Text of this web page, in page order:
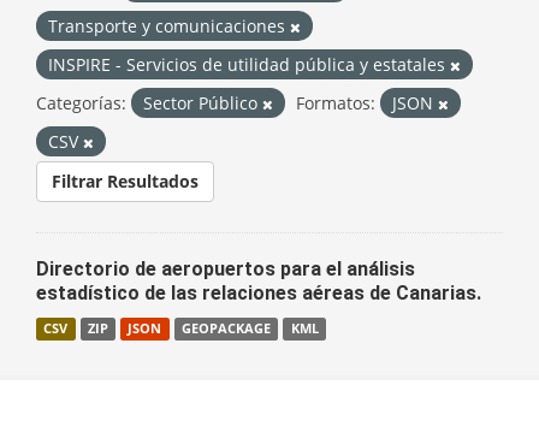
Transporte y comunicaciones
INSPIRE - Servicios de utilidad pública y estatales
Categorías:
Sector Público Formatos:
JSON
CSV
Filtrar Resultados
Directorio de aeropuertos para el análisis
estadístico de las relaciones aéreas de Canarias.
CSV ZIP JSON GEOPACKAGE KML